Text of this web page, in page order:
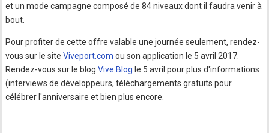
et un mode campagne composé de 84 niveaux dont il faudra venir à
bout.
Pour profiter de cette offre valable une journée seulement, rendez-
vous sur le siteViveport.com ou son application le 5 avril 2017.
Rendez-vous sur le blogVive Blog le 5 avril pour plus d'informations
(interviews de développeurs, téléchargements gratuits pour
célébrer l'anniversaire et bien plus encore.